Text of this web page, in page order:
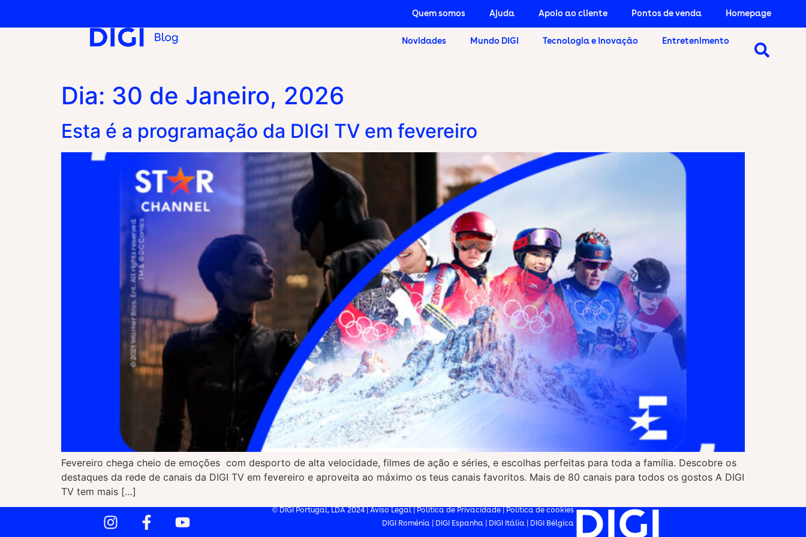
Quem somos Ajuda Apoio ao cliente Pontos de venda Homepage
Novidades Mundo DIGI Tecnologia e Inovação Entretenimento
Dia: 30 de Janeiro, 2026
Esta é a programação da DIGI TV em fevereiro
Fevereiro chega cheio de emoções com desporto de alta velocidade, filmes de ação e séries, e escolhas perfeitas para toda a família. Descobre os
destaques da rede de canais da DIGI TV em fevereiro e aproveita ao máximo os teus canais favoritos. Mais de 80 canais para todos os gostos A DIGI
TV tem mais […]
© DIGI Portugal, LDA 2024 |Aviso Legal|Política de Privacidade|Política de cookies
DIGI Roménia
DIGI Espanha DIGI Itália DIGI Bélgica